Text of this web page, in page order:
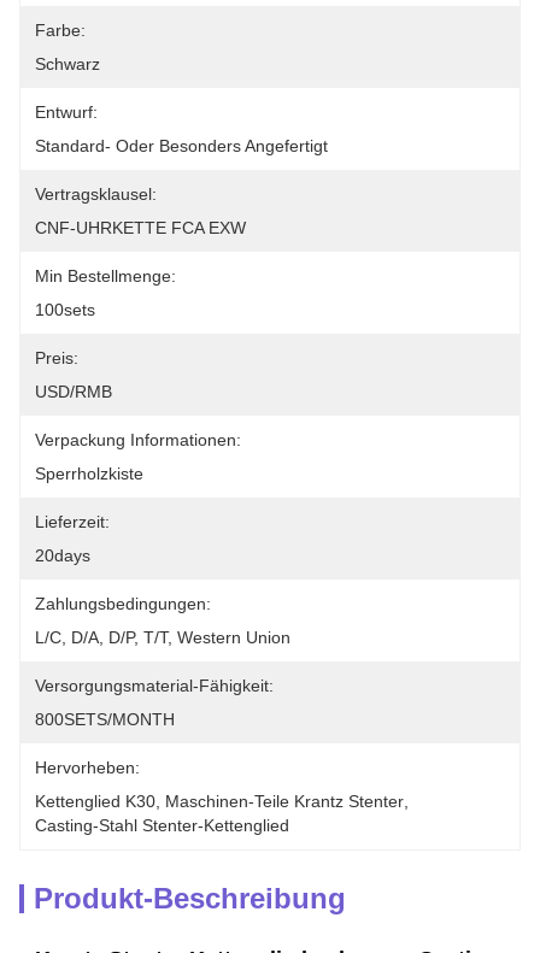
Farbe:
Schwarz
Entwurf:
Standard- Oder Besonders Angefertigt
Vertragsklausel:
CNF-UHRKETTE FCA EXW
Min Bestellmenge:
100sets
Preis:
USD/RMB
Verpackung Informationen:
Sperrholzkiste
Lieferzeit:
20days
Zahlungsbedingungen:
L/C, D/A, D/P, T/T, Western Union
Versorgungsmaterial-Fähigkeit:
800SETS/MONTH
Hervorheben:
Kettenglied K30 Maschinen-Teile Krantz Stenter
Casting-Stahl Stenter-Kettenglied
Produkt-Beschreibung